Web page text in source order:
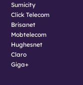
Sumicity
Click Telecom
Brisanet
Mobtelecom
Hughesnet
Claro
Giga+